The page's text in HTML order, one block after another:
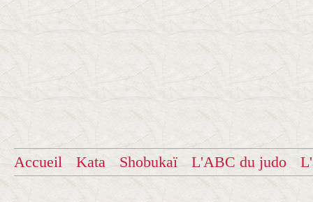
Accueil Kata Shobukaï L'ABC du judo